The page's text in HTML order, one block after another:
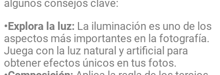
algunos consejos clave:
•Explora la luz: La iluminación es uno de los
aspectos más importantes en la fotografía.
Juega con la luz natural y artificial para
obtener efectos únicos en tus fotos.